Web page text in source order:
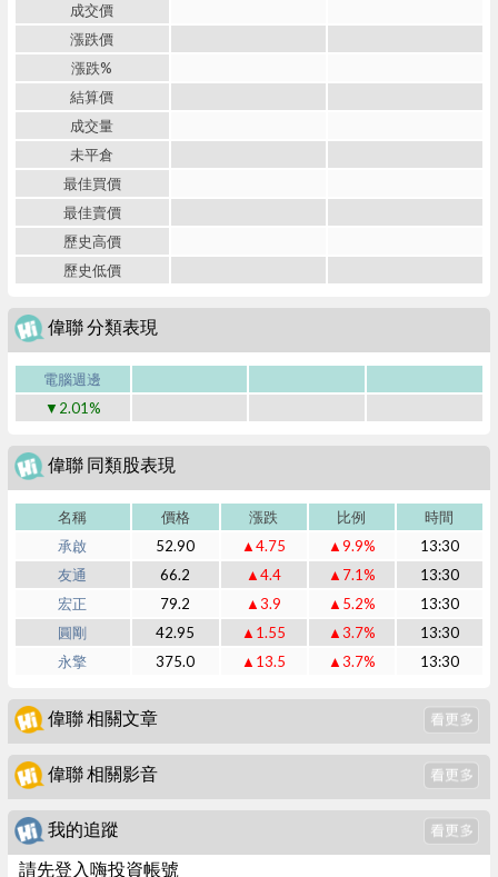
成交價
漲跌價
漲跌%
結算價
成交量
未平倉
最佳買價
最佳賣價
歷史高價
歷史低價
偉聯 分類表現
電腦週邊
▼2.01%
偉聯 同類股表現
名稱 價格 漲跌 比例
時間
承啟
52.90 ▲4.75 ▲9.9%
13:30
友通
66.2 ▲4.4 ▲7.1%
13:30
宏正
79.2 ▲3.9 ▲5.2%
13:30
圓剛
42.95 ▲1.55 ▲3.7%
13:30
永擎
375.0 ▲13.5 ▲3.7% 13:30
偉聯 相關文章
偉聯 相關影音
我的追蹤
請先登入嗨投資帳號